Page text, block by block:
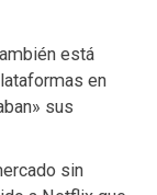
está
en
sus
sin